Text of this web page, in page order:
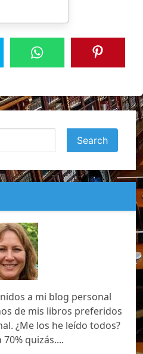
a mi blog personal
de mis libros preferidos
¿Me los he leído todos?
quizás....